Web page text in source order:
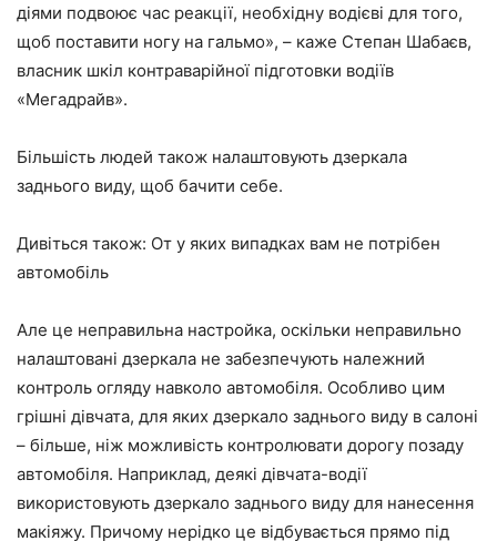
діями подвоює час реакції, необхідну водієві для того,
щоб поставити ногу на гальмо», – каже Степан Шабаєв,
власник шкіл контраварійної підготовки водіїв
«Мегадрайв».
Більшість людей також налаштовують дзеркала
заднього виду, щоб бачити себе.
Дивіться також: От у яких випадках вам не потрібен
автомобіль
Але це неправильна настройка, оскільки неправильно
налаштовані дзеркала не забезпечують належний
контроль огляду навколо автомобіля. Особливо цим
грішні дівчата, для яких дзеркало заднього виду в салоні
– більше, ніж можливість контролювати дорогу позаду
автомобіля. Наприклад, деякі дівчата-водії
використовують дзеркало заднього виду для нанесення
макіяжу. Причому нерідко це відбувається прямо під